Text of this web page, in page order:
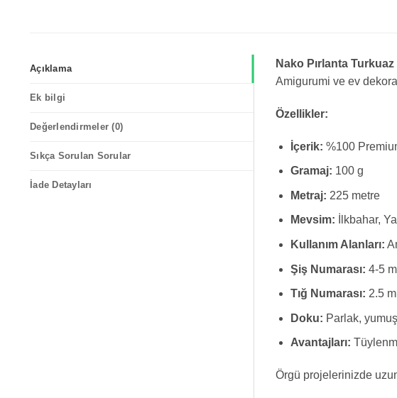
Açıklama
Ek bilgi
Değerlendirmeler (0)
Sıkça Sorulan Sorular
İade Detayları
Nako Pırlanta
Amigurumi ve ev
Özellikler:
İçerik: %100
Gramaj: 100 g
Metraj: 225 metre
Mevsim: İlkbahar,
Kullanım Alanları:
Şiş Numarası: 4-5
Tığ Numarası: 2.5
Doku: Parlak,
Avantajları:
Örgü projelerinizde